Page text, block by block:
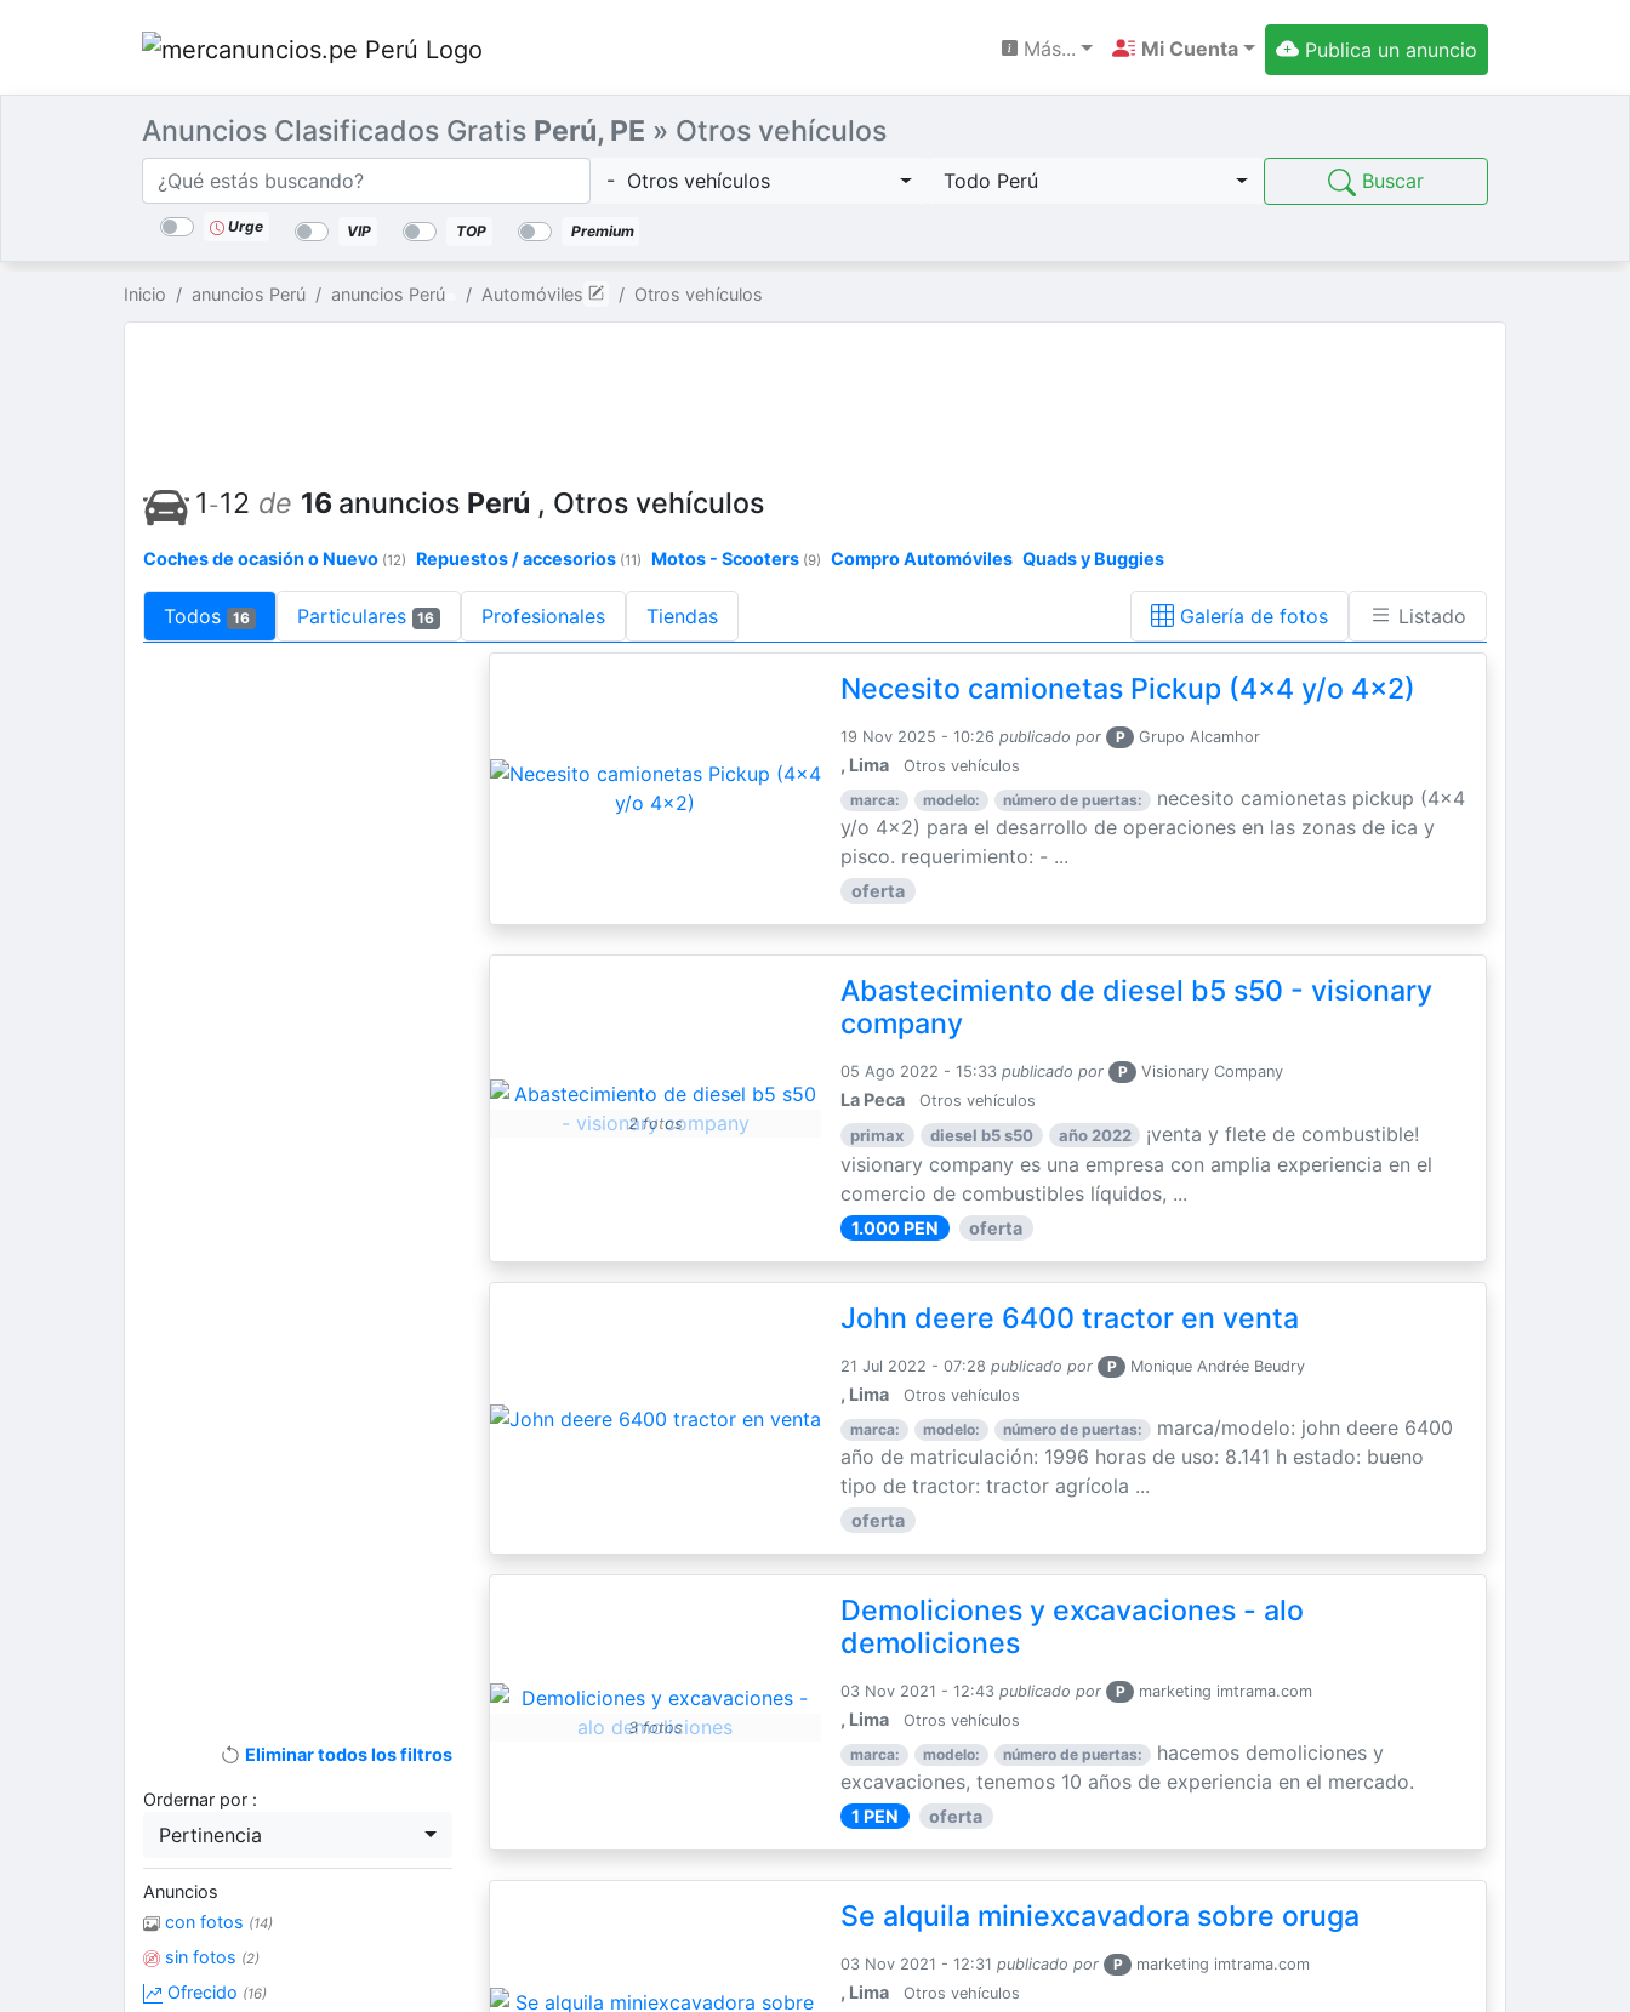
Más... Mi Cuenta Publica un anuncio
Anuncios Clasificados Gratis Perú, PE » Otros vehículos
Buscar
Categorías
- Otros vehículos
lugar
Todo Perú Buscar
Urge VIP TOP Premium
Inicio anuncios Perú anuncios Perú Automóviles Otros vehículos
1-12 de 16 anuncios Perú , Otros vehículos
Coches de ocasión o Nuevo (12) Repuestos / accesorios (11) Motos - Scooters (9) Compro Automóviles Quads y Buggies
Todos 16 Particulares 16 Profesionales Tiendas Galería de fotos Listado
Necesito camionetas Pickup (4x4 y/o 4x2)
19 Nov 2025 - 10:26 publicado por P Grupo Alcamhor
, Lima
Otros vehículos
marca:
modelo: número de puertas:
necesito camionetas pickup (4x4
y/o 4x2) para el desarrollo de operaciones en las zonas de ica y
pisco. requerimiento: - ...
oferta
2 fotos
Abastecimiento de diesel b5 s50 - visionary
company
05 Ago 2022 - 15:33 publicado por P Visionary Company
La Peca Otros vehículos
primax diesel b5 s50 año 2022
¡venta y flete de combustible!
visionary company es una empresa con amplia experiencia en el
comercio de combustibles líquidos, ...
1.000 PEN oferta
John deere 6400 tractor en venta
21 Jul 2022 - 07:28 publicado por P Monique Andrée Beudry
, Lima
Otros vehículos
marca:
modelo: número de puertas:
marca/modelo: john deere 6400
año de matriculación: 1996 horas de uso: 8.141 h estado: bueno
tipo de tractor: tractor agrícola ...
oferta
3 fotos
Demoliciones y excavaciones - alo
demoliciones
03 Nov 2021 - 12:43 publicado por P marketing imtrama.com
, Lima
Otros vehículos
marca:
modelo: número de puertas:
hacemos demoliciones y
excavaciones, tenemos 10 años de experiencia en el mercado.
1 PEN oferta
Se alquila miniexcavadora sobre oruga
03 Nov 2021 - 12:31 publicado por P marketing imtrama.com
, Lima Otros vehículos
Eliminar todos los filtros
Ordernar por :
Pertinencia
Anuncios
con fotos (14)
sin fotos (2)
Ofrecido (16)